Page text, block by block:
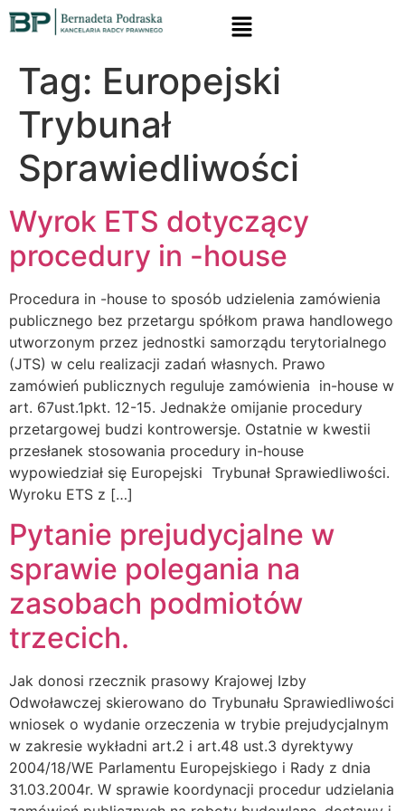
Tag: Europejski
Trybunał
Sprawiedliwości
Wyrok ETS dotyczący
procedury in -house
Procedura in -house to sposób udzielenia zamówienia
publicznego bez przetargu spółkom prawa handlowego
utworzonym przez jednostki samorządu terytorialnego
(JTS) w celu realizacji zadań własnych. Prawo
zamówień publicznych reguluje zamówienia in-house w
art. 67ust.1pkt. 12-15. Jednakże omijanie procedury
przetargowej budzi kontrowersje. Ostatnie w kwestii
przesłanek stosowania procedury in-house
wypowiedział się Europejski Trybunał Sprawiedliwości.
Wyroku ETS z […]
Pytanie prejudycjalne w
sprawie polegania na
zasobach podmiotów
trzecich.
Jak donosi rzecznik prasowy Krajowej Izby
Odwoławczej skierowano do Trybunału Sprawiedliwości
wniosek o wydanie orzeczenia w trybie prejudycjalnym
w zakresie wykładni art.2 i art.48 ust.3 dyrektywy
2004/18/WE Parlamentu Europejskiego i Rady z dnia
31.03.2004r. W sprawie koordynacji procedur udzielania